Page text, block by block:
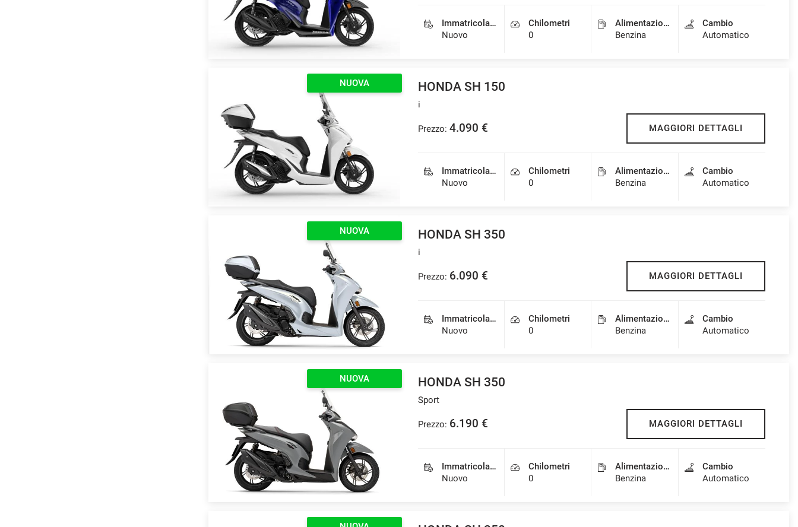
Immatricolazione
Nuovo
Chilometri
0
Alimentazione
Benzina
Cambio
Automatico
NUOVA HONDA SH 150
i
Prezzo: 4.090 € MAGGIORI DETTAGLI
Immatricolazione
Nuovo
Chilometri
0
Alimentazione
Benzina
Cambio
Automatico
NUOVA HONDA SH 350
i
Prezzo: 6.090 € MAGGIORI DETTAGLI
Immatricolazione
Nuovo
Chilometri
0
Alimentazione
Benzina
Cambio
Automatico
NUOVA HONDA SH 350
Sport
Prezzo: 6.190 € MAGGIORI DETTAGLI
Immatricolazione
Nuovo
Chilometri
0
Alimentazione
Benzina
Cambio
Automatico